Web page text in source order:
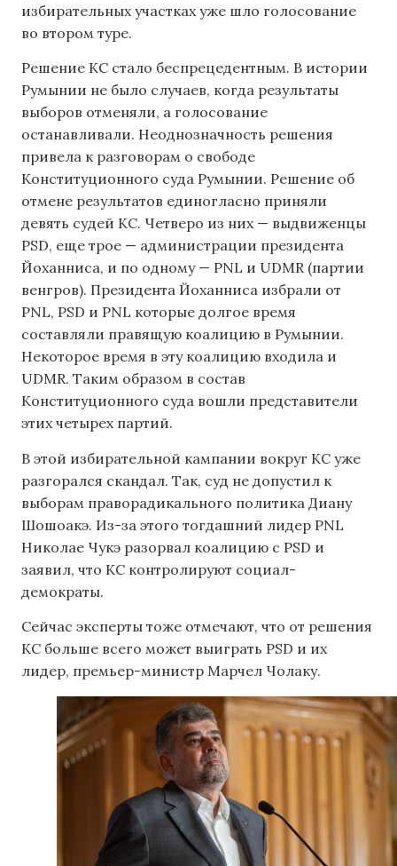
избирательных участках уже шло голосование
во втором туре.
Решение КС стало беспрецедентным. В истории
Румынии не было случаев, когда результаты
выборов отменяли, а голосование
останавливали. Неоднозначность решения
привела к разговорам о свободе
Конституционного суда Румынии. Решение об
отмене результатов единогласно приняли
девять судей КС. Четверо из них — выдвиженцы
PSD, еще трое — администрации президента
Йоханниса, и по одному — PNL и UDMR (партии
венгров). Президента Йоханниса избрали от
PNL, PSD и PNL которые долгое время
составляли правящую коалицию в Румынии.
Некоторое время в эту коалицию входила и
UDMR. Таким образом в состав
Конституционного суда вошли представители
этих четырех партий.
В этой избирательной кампании вокруг КС уже
разгорался скандал. Так, суд не допустил к
выборам праворадикального политика Диану
Шошоакэ. Из-за этого тогдашний лидер PNL
Николае Чукэ разорвал коалицию с PSD и
заявил, что КС контролируют социал-
демократы.
Сейчас эксперты тоже отмечают, что от решения
КС больше всего может выиграть PSD и их
лидер, премьер-министр Марчел Чолаку.